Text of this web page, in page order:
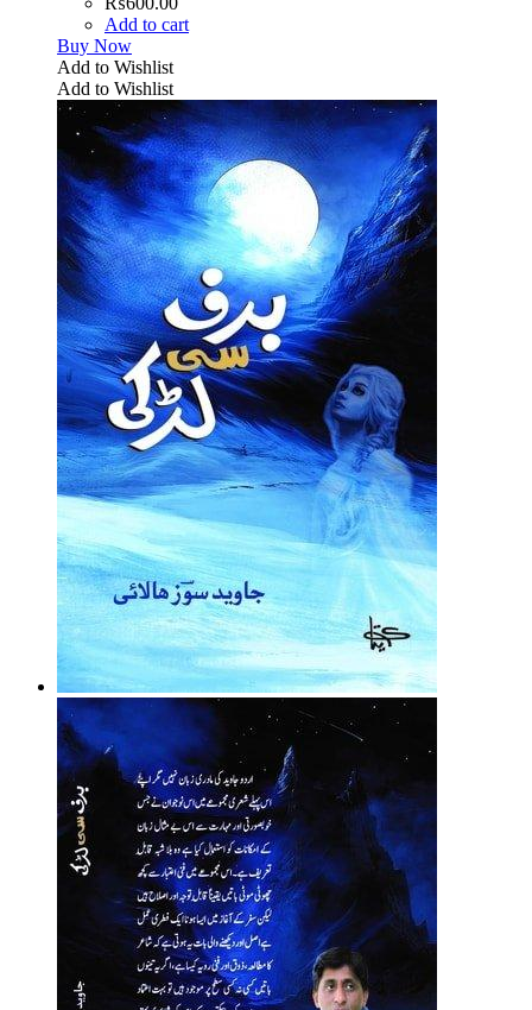
Add to cart
Buy Now
Add to Wishlist
Add to Wishlist